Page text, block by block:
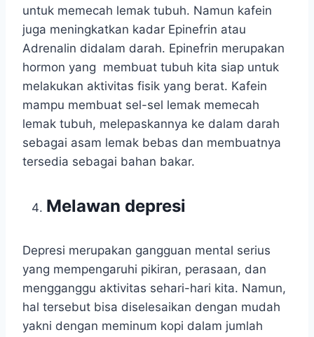
untuk memecah lemak tubuh. Namun kafein
juga meningkatkan kadar Epinefrin atau
Adrenalin didalam darah. Epinefrin merupakan
hormon yang membuat tubuh kita siap untuk
melakukan aktivitas fisik yang berat. Kafein
mampu membuat sel-sel lemak memecah
lemak tubuh, melepaskannya ke dalam darah
sebagai asam lemak bebas dan membuatnya
tersedia sebagai bahan bakar.
Melawan depresi
Depresi merupakan gangguan mental serius
yang mempengaruhi pikiran, perasaan, dan
mengganggu aktivitas sehari-hari kita. Namun,
hal tersebut bisa diselesaikan dengan mudah
yakni dengan meminum kopi dalam jumlah